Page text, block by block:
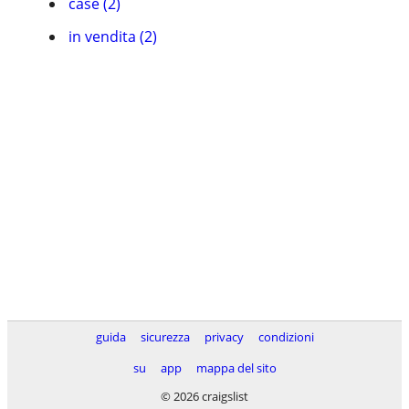
in vendita (2)
guida sicurezza privacy
condizioni
su
app
mappa del sito
© 2026 craigslist